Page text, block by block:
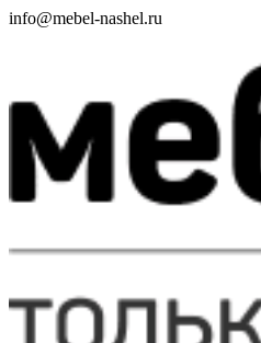
info@mebel-nashel.ru